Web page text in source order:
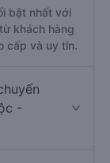
bật nhất với
từ khách hàng
cấp và uy tín.
-